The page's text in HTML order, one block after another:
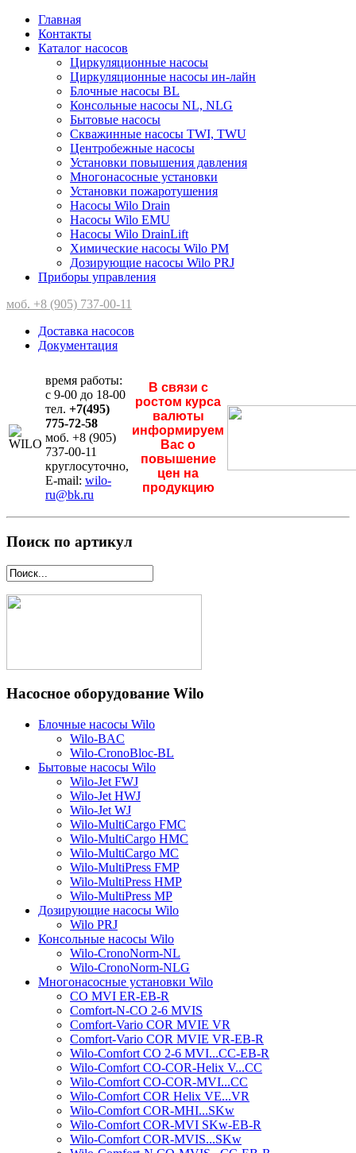
Главная
Контакты
Каталог насосов
Циркуляционные насосы
Циркуляционные насосы ин-лайн
Блочные насосы BL
Консольные насосы NL, NLG
Бытовые насосы
Скважинные насосы TWI, TWU
Центробежные насосы
Установки повышения давления
Многонасосные установки
Установки пожаротушения
Насосы Wilo Drain
Насосы Wilo EMU
Насосы Wilo DrainLift
Химические насосы Wilo PM
Дозирующие насосы Wilo PRJ
Приборы управления
моб. +8 (905) 737-00-11
Доставка насосов
Документация
время работы:
с 9-00 до 18-00
тел. +7(495)
775-72-58
моб. +8 (905)
737-00-11
круглосуточно,
E-mail: wilo-
ru@bk.ru
В связи с
ростом курса
валюты
информируем
Вас о
повышение
цен на
продукцию
Поиск по артикул
Насосное оборудование Wilo
Блочные насосы Wilo
Wilo-BAC
Wilo-CronoBloc-BL
Бытовые насосы Wilo
Wilo-Jet FWJ
Wilo-Jet HWJ
Wilo-Jet WJ
Wilo-MultiCargo FMC
Wilo-MultiCargo HMC
Wilo-MultiCargo MC
Wilo-MultiPress FMP
Wilo-MultiPress HMP
Wilo-MultiPress MP
Дозирующие насосы Wilo
Wilo PRJ
Консольные насосы Wilo
Wilo-CronoNorm-NL
Wilo-CronoNorm-NLG
Многонасосные установки Wilo
CO MVI ER-EB-R
Comfort-N-CO 2-6 MVIS
Comfort-Vario COR MVIE VR
Comfort-Vario COR MVIE VR-EB-R
Wilo-Comfort CO 2-6 MVI...CC-EB-R
Wilo-Comfort CO-COR-Helix V...CC
Wilo-Comfort CO-COR-MVI...CC
Wilo-Comfort COR Helix VE...VR
Wilo-Comfort COR-MHI...SKw
Wilo-Comfort COR-MVI SKw-EB-R
Wilo-Comfort COR-MVIS...SKw